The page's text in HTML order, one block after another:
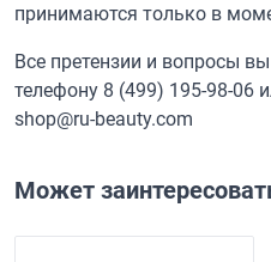
принимаются только в
Все претензии и вопросы
телефону 8 (499) 195-98-06
shop@ru-beauty.com
Может